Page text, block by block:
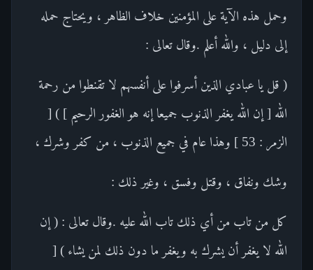
وحمل هذه الآية على المؤمنين خلاف الظاهر ، ويحتاج حمله
إلى دليل ، والله أعلم .وقال تعالى :
( قل يا عبادي الذين أسرفوا على أنفسهم لا تقنطوا من رحمة
الله [ إن الله يغفر الذنوب جميعا إنه هو الغفور الرحيم ] ) [
الزمر : 53 ] وهذا عام في جميع الذنوب ، من كفر وشرك ،
وشك ونفاق ، وقتل وفسق ، وغير ذلك :
كل من تاب من أي ذلك تاب الله عليه .وقال تعالى : ( إن
الله لا يغفر أن يشرك به ويغفر ما دون ذلك لمن يشاء ) [